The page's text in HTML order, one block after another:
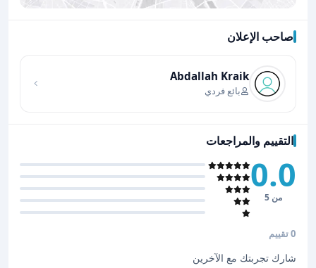
صاحب الإعلان
Abdallah Kraik
بائع فردي
التقييم والمراجعات
0.0
من 5
0 تقييم
شارك تجربتك مع الآخرين